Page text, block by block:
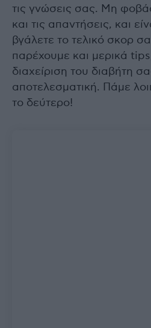
τις γνώσεις σας. Μη
και τις απαντήσεις, και
βγάλετε το τελικό σκορ
παρέχουμε και μερικά
διαχείριση του διαβήτη
αποτελεσματική. Πάμε
το δεύτερο!